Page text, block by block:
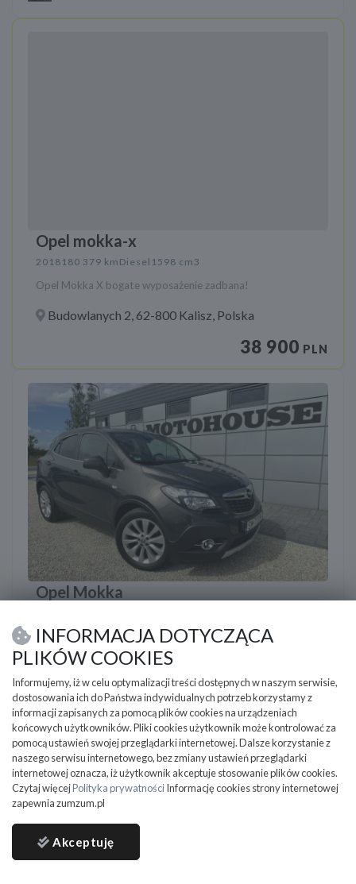
Opel mokka-x
2018 180 379 km Diesel 1598 cm3
Opel Mokka X bogate wyposażenie zadbana!
Budowlanych 2, 62-800 Kalisz, Polska
38 900 PLN
Opel Mokka
Opel Mokka 1,4 Turbo &quot;Innovation&quot; xenon navi
kamera
Chełm Śląski
42 900
INFORMACJA DOTYCZĄCA
PLIKÓW COOKIES
Informujemy, iż w celu optymalizacji treści dostępnych w naszym serwisie,
dostosowania ich do Państwa indywidualnych potrzeb korzystamy z
informacji zapisanych za pomocą plików cookies na urządzeniach
końcowych użytkowników. Pliki cookies użytkownik może kontrolować za
pomocą ustawień swojej przeglądarki internetowej. Dalsze korzystanie z
naszego serwisu internetowego, bez zmiany ustawień przeglądarki
internetowej oznacza, iż użytkownik akceptuje stosowanie plików cookies.
Czytaj więcejPolityka prywatnościInformację cookies strony internetowej
zapewnia zumzum.pl
Akceptuję